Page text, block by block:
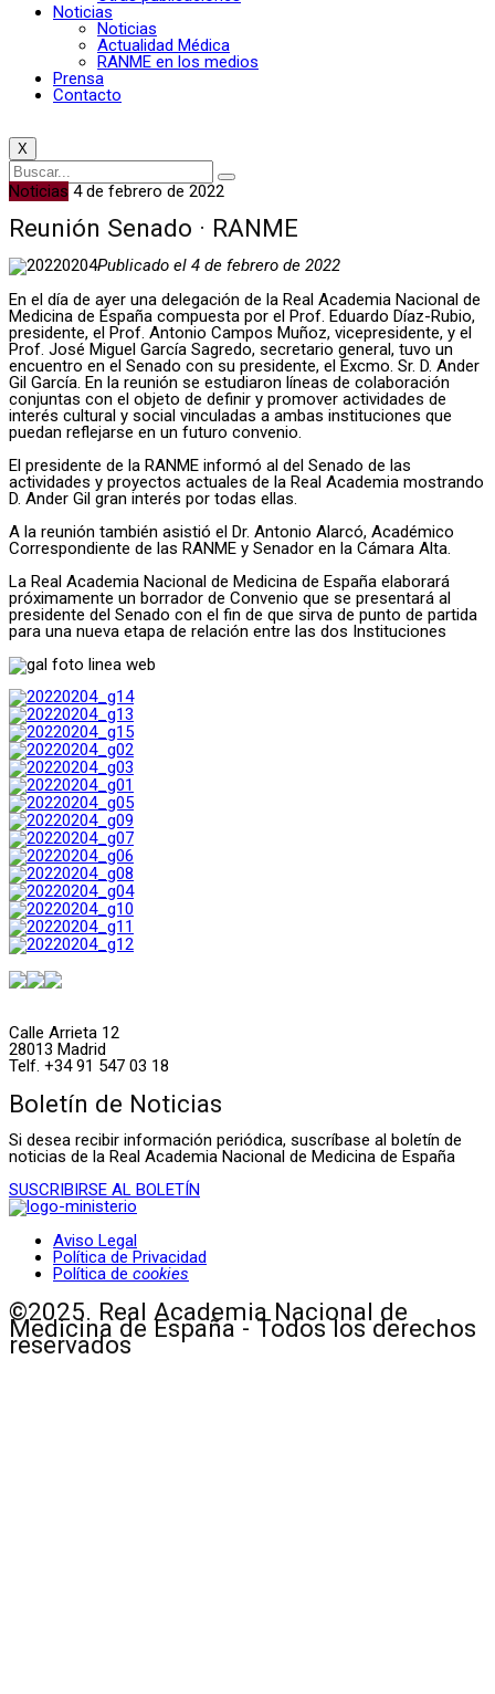
Noticias
Noticias
Actualidad Médica
RANME en los medios
Prensa
Contacto
X
Noticias 4 de febrero de 2022
Reunión Senado · RANME
Publicado el 4 de febrero de 2022
En el día de ayer una delegación de la Real Academia Nacional de
Medicina de España compuesta por el Prof. Eduardo Díaz-Rubio,
presidente, el Prof. Antonio Campos Muñoz, vicepresidente, y el
Prof. José Miguel García Sagredo, secretario general, tuvo un
encuentro en el Senado con su presidente, el Excmo. Sr. D. Ander
Gil García. En la reunión se estudiaron líneas de colaboración
conjuntas con el objeto de definir y promover actividades de
interés cultural y social vinculadas a ambas instituciones que
puedan reflejarse en un futuro convenio.
El presidente de la RANME informó al del Senado de las
actividades y proyectos actuales de la Real Academia mostrando
D. Ander Gil gran interés por todas ellas.
A la reunión también asistió el Dr. Antonio Alarcó, Académico
Correspondiente de las RANME y Senador en la Cámara Alta.
La Real Academia Nacional de Medicina de España elaborará
próximamente un borrador de Convenio que se presentará al
presidente del Senado con el fin de que sirva de punto de partida
para una nueva etapa de relación entre las dos Instituciones
Calle Arrieta 12
28013 Madrid
Telf. +34 91 547 03 18
Boletín de Noticias
Si desea recibir información periódica, suscríbase al boletín de
noticias de la Real Academia Nacional de Medicina de España
SUSCRIBIRSE AL BOLETÍN
Aviso Legal
Política de Privacidad
Política de cookies
©2025. Real Academia Nacional de
Medicina de España - Todos los derechos
reservados